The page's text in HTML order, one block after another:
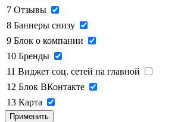
7 Отзывы
8 Баннеры снизу
9 Блок о компании
10 Бренды
11 Виджет соц. сетей на главной
12 Блок ВКонтакте
13 Карта
Применить